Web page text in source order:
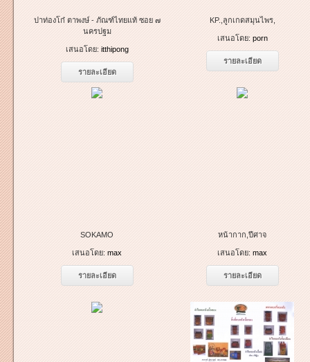
ปาท่องโก๋ ตาพงษ์ - ภัณฑ์ไทยแท้ ซอย ๗
นครปฐม
เสนอโดย: itthipong
รายละเอียด
KP.,ลูกเกดสมุนไพร,
เสนอโดย: porn
รายละเอียด
SOKAMO
เสนอโดย: max
รายละเอียด
หน้ากาก,ปีศาจ
เสนอโดย: max
รายละเอียด